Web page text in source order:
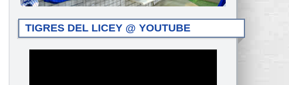
TIGRES DEL LICEY @ YOUTUBE